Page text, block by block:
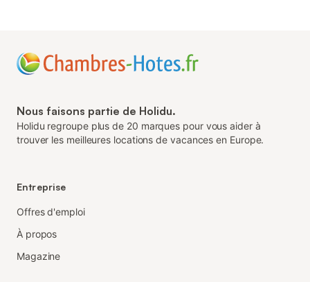
Nous faisons partie de Holidu.
Holidu regroupe plus de 20 marques pour vous aider à
trouver les meilleures locations de vacances en Europe.
Entreprise
Offres d'emploi
À propos
Magazine